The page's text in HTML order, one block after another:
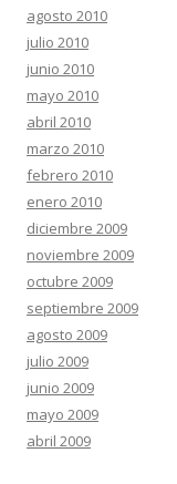
agosto 2010
julio 2010
junio 2010
mayo 2010
abril 2010
marzo 2010
febrero 2010
enero 2010
diciembre 2009
noviembre 2009
octubre 2009
septiembre 2009
agosto 2009
julio 2009
junio 2009
mayo 2009
abril 2009